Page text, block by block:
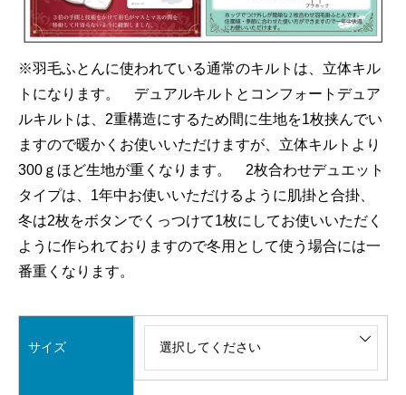
※羽毛ふとんに使われている通常のキルトは、立体キル
トになります。 デュアルキルトとコンフォートデュア
ルキルトは、2重構造にするため間に生地を1枚挟んでい
ますので暖かくお使いいただけますが、立体キルトより
300ｇほど生地が重くなります。 2枚合わせデュエット
タイプは、1年中お使いいただけるように肌掛と合掛、
冬は2枚をボタンでくっつけて1枚にしてお使いいただく
ように作られておりますので冬用として使う場合には一
番重くなります。
サイズ